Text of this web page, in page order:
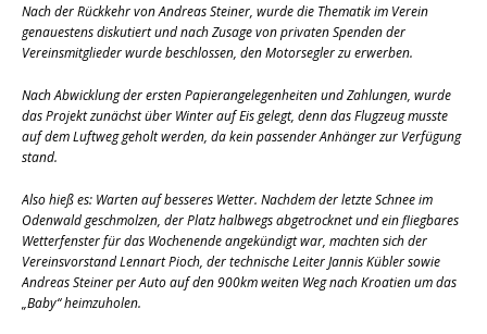
Nach der Rückkehr von Andreas Steiner, wurde die Thematik im Verein
genauestens diskutiert und nach Zusage von privaten Spenden der
Vereinsmitglieder wurde beschlossen, den Motorsegler zu erwerben.
Nach Abwicklung der ersten Papierangelegenheiten und Zahlungen, wurde
das Projekt zunächst über Winter auf Eis gelegt, denn das Flugzeug musste
auf dem Luftweg geholt werden, da kein passender Anhänger zur Verfügung
stand.
Also hieß es: Warten auf besseres Wetter. Nachdem der letzte Schnee im
Odenwald geschmolzen, der Platz halbwegs abgetrocknet und ein fliegbares
Wetterfenster für das Wochenende angekündigt war, machten sich der
Vereinsvorstand Lennart Pioch, der technische Leiter Jannis Kübler sowie
Andreas Steiner per Auto auf den 900km weiten Weg nach Kroatien um das
„Baby“ heimzuholen.